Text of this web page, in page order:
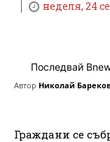
неделя, 24
Последвай
Автор Николай
Граждани се